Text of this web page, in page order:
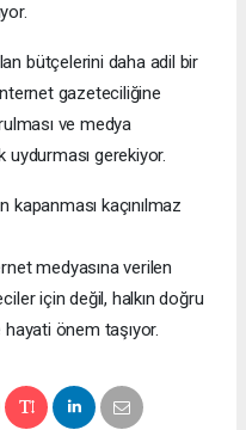
bütçelerini daha adil bir
gazeteciliğine
ve medya
uydurması gerekiyor.
kapanması kaçınılmaz
medyasına verilen
için değil, halkın doğru
önem taşıyor.